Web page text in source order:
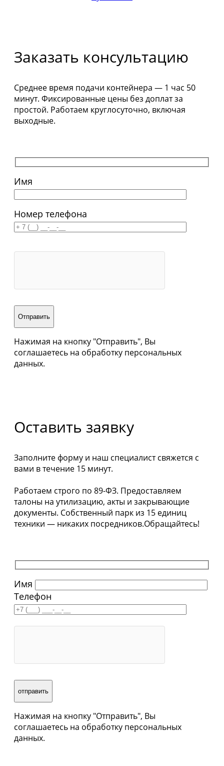
Заказать консультацию
Среднее время подачи контейнера — 1 час 50
минут. Фиксированные цены без доплат за
простой. Работаем круглосуточно, включая
выходные.
Имя
Номер телефона
Отправить
Нажимая на кнопку "Отправить", Вы
соглашаетесь на обработку персональных
данных.
Оставить заявку
Заполните форму и наш специалист свяжется с
вами в течение 15 минут.
Работаем строго по 89-ФЗ. Предоставляем
талоны на утилизацию, акты и закрывающие
документы. Собственный парк из 15 единиц
техники — никаких посредников.Обращайтесь!
Имя
Телефон
Нажимая на кнопку "Отправить", Вы
соглашаетесь на обработку персональных
данных.